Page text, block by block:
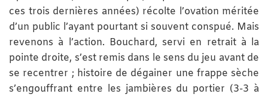
ces trois dernières années) récolte l’ovation méritée
d’un public l’ayant pourtant si souvent conspué. Mais
revenons à l’action. Bouchard, servi en retrait à la
pointe droite, s’est remis dans le sens du jeu avant de
se recentrer ; histoire de dégainer une frappe sèche
s’engouffrant entre les jambières du portier (3-3 à